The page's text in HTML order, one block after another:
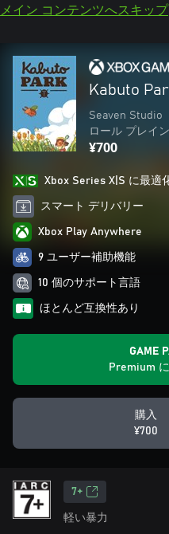
メイン コンテンツへスキップ
Kabuto
Seaven Studio
ロール プレイ
¥700
Xbox Series X|S に最適
スマート デリバリー
Xbox Play Anywhere
9 ユーザー補助機能
10 個のサポート言語
ほとんど互換性あり
GAME
Premium
購入
¥700
7+
軽い暴力